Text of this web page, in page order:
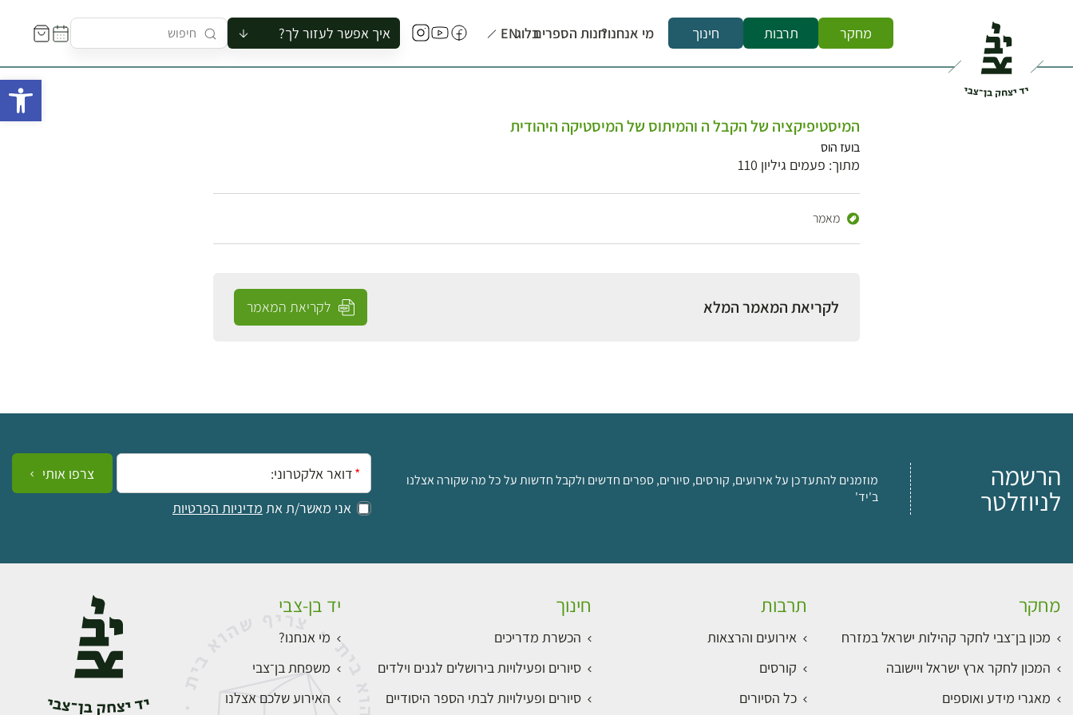
מחקר תרבות חינוך מי אנחנו?חנות הספריםבלוגEN איך אפשר לעזור לך?
להזמין סיור לקבוצה
המיסטיפיקציה של הקבל ה והמיתוס של המיסטיקה היהודית
בועז הוס
מתוך: פעמים גיליון 110
מאמר
לקריאת המאמר המלא לקריאת המאמר
הרשמה
לניוזלטר
מוזמנים להתעדכן על אירועים, קורסים, סיורים, ספרים חדשים ולקבל חדשות על כל מה שקורה אצלנו
ב'יד'
אימייל:
אני מאשר/ת את מדיניות הפרטיות
צרפו אותי
מחקר
מכון בן־צבי לחקר קהילות ישראל במזרח
המכון לחקר ארץ ישראל ויישובה
מאגרי מידע ואוספים
תרבות
אירועים והרצאות
קורסים
כל הסיורים
חינוך
הכשרת מדריכים
סיורים ופעילויות בירושלים לגנים וילדים
סיורים ופעילויות לבתי הספר היסודיים
יד בן-צבי
מי אנחנו?
משפחת בן־צבי
האירוע שלכם אצלנו